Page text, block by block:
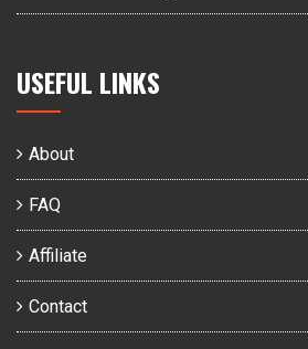
USEFUL LINKS
About
FAQ
Affiliate
Contact